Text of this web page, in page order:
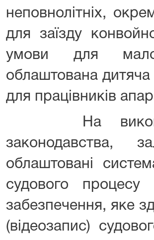
неповнолітніх,
для заїзду
умови для
облаштована дитяча
для працівників
На
законодавства,
облаштовані
судового процесу
забезпечення, яке
(відеозапис)